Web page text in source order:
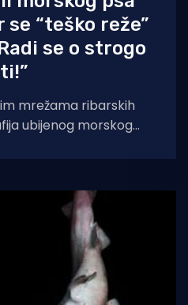
“teško reže”
se o strogo
mrežama ribarskih
ubijenog morskog